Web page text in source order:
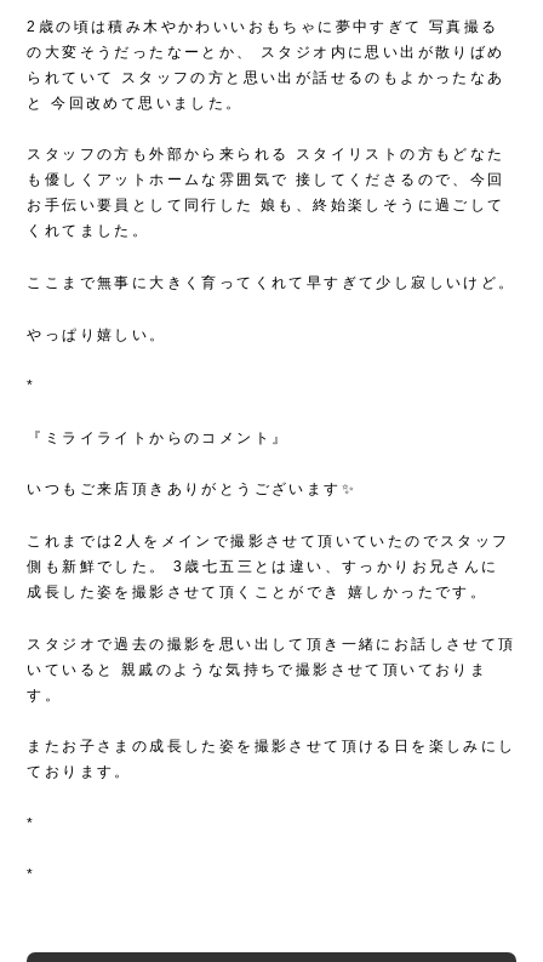
2歳の頃は積み木やかわいいおもちゃに夢中すぎて
写真撮る
の大変そうだったなーとか、
スタジオ内に思い出が散りばめ
られていて
スタッフの方と思い出が話せるのもよかったなあ
と
今回改めて思いました。
スタッフの方も外部から来られる
スタイリストの方もどなた
も優しくアットホームな雰囲気で 接してくださるので、今回
お手伝い要員として同行した
娘も、終始楽しそうに過ごして
くれてました。
ここまで無事に大きく育ってくれて早すぎて少し寂しいけど。
やっぱり嬉しい。
*
『ミライライトからのコメント』
いつもご来店頂きありがとうございます✨
これまでは2人をメインで撮影させて頂いていたのでスタッフ
側も新鮮でした。
3歳七五三とは違い、すっかりお兄さんに
成長した姿を撮影させて頂くことができ
嬉しかったです。
スタジオで過去の撮影を思い出して頂き一緒にお話しさせて頂
いていると
親戚のような気持ちで撮影させて頂いておりま
す。
またお子さまの成長した姿を撮影させて頂ける日を楽しみにし
ております。
*
*